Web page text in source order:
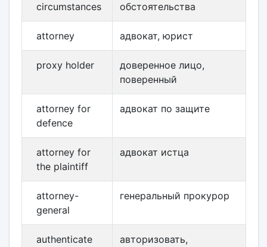
circumstances
обстоятельства
attorney адвокат, юрист
proxy holder
доверенное лицо,
поверенный
attorney for
defence
адвокат по защите
attorney for
the plaintiff
адвокат истца
attorney-
general
генеральный прокурор
authenticate
авторизовать,